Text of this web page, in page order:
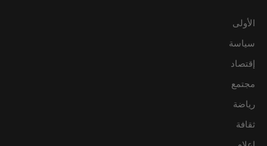
الأولى
سياسة
إقتصاد
مجتمع
رياضة
ثقافة